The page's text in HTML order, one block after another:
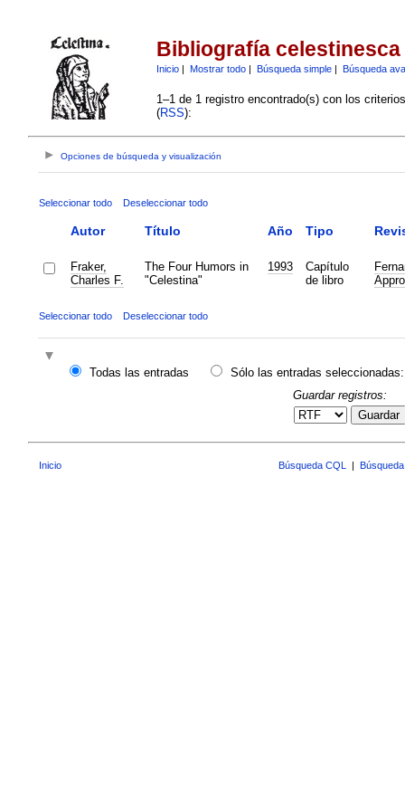
Bibliografía celestinesca
Inicio| Mostrar todo| Búsqueda simple| Búsqueda
1–1 de 1 registro encontrado(s) con los
(RSS):
Opciones de búsqueda y visualización
Seleccionar todo Deseleccionar todo
Autor Título Año Tipo
Fraker,
Charles F.
The Four Humors in
"Celestina"
1993
Capítulo
de libro
Seleccionar todo Deseleccionar todo
Todas las entradas
Sólo las entradas seleccionadas:
Guardar registros:
Guardar
Inicio Búsqueda CQL